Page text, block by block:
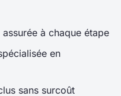
assurée à chaque étape
en
sans surcoût